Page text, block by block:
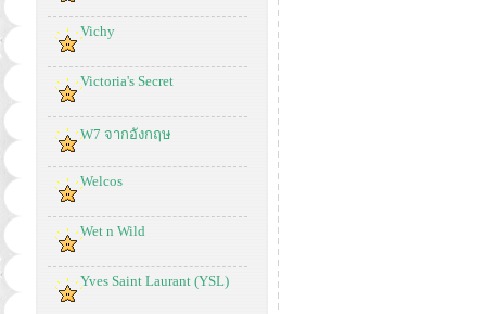
Vichy
Victoria's Secret
W7 จากอังกฤษ
Welcos
Wet n Wild
Yves Saint Laurant (YSL)